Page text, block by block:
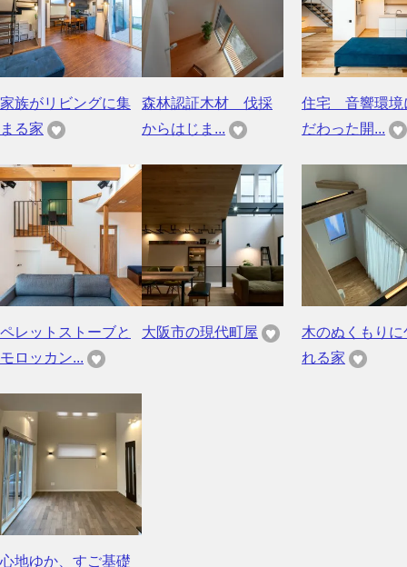
家族がリビングに集
まる家
森林認証木材 伐採
からはじま...
住宅 音響環境
だわった開...
ペレットストーブと
モロッカン...
大阪市の現代町屋
木のぬくもりに
れる家
心地ゆか、すご基礎